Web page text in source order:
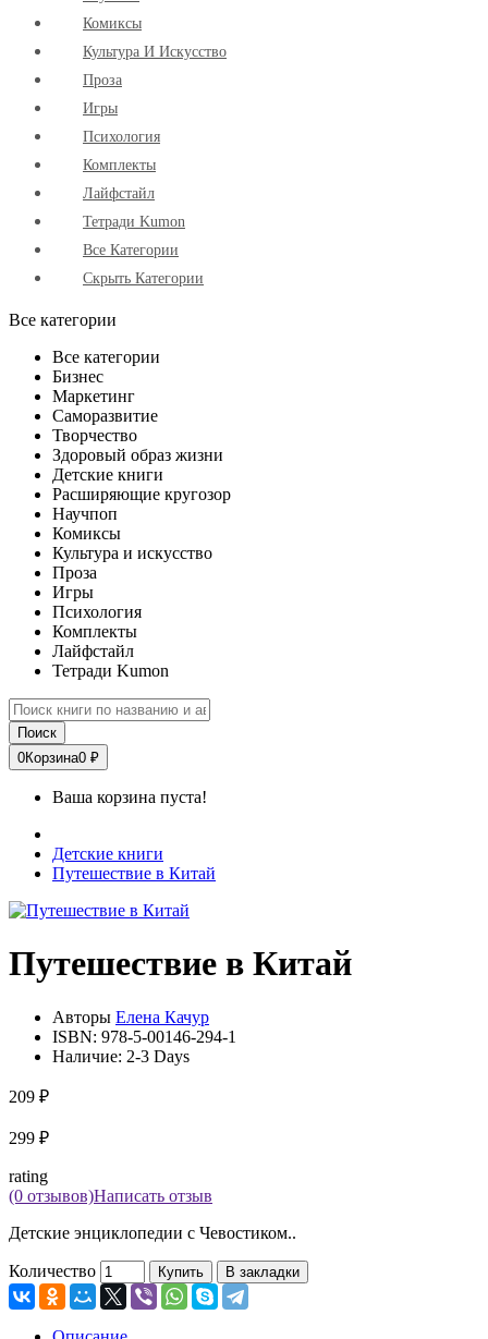
Комиксы
Культура И Искусство
Проза
Игры
Психология
Комплекты
Лайфстайл
Тетради Kumon
Все Категории
Скрыть Категории
Все категории
Все категории
Бизнес
Маркетинг
Саморазвитие
Творчество
Здоровый образ жизни
Детские книги
Расширяющие кругозор
Научпоп
Комиксы
Культура и искусство
Проза
Игры
Психология
Комплекты
Лайфстайл
Тетради Kumon
Поиск
0Корзина0 ₽
Ваша корзина пуста!
Детские книги
Путешествие в Китай
Путешествие в Китай
Авторы Елена Качур
ISBN: 978-5-00146-294-1
Наличие: 2-3 Days
209 ₽
299 ₽
rating
(0 отзывов)Написать отзыв
Детские энциклопедии с Чевостиком..
Количество Купить В закладки